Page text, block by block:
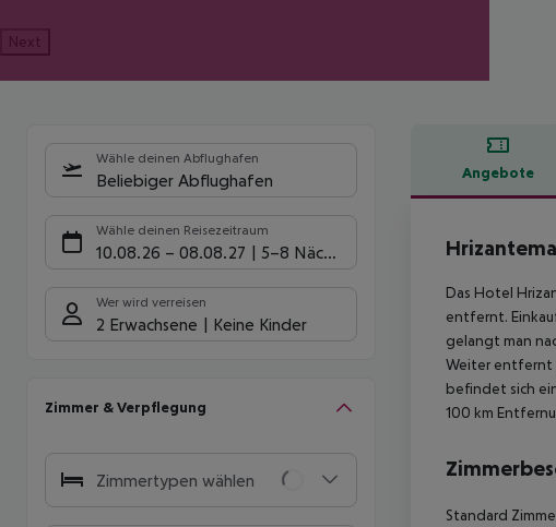
Next
Wähle deinen Abflughafen
Beliebiger Abflughafen
Wähle deinen Reisezeitraum
10.08.26 – 08.08.27 5-8 Nächte
Wer wird verreisen
2 Erwachsene Keine Kinder
Zimmer & Verpflegung
Zimmertypen wählen
Angebote
Das Hotel
entfernt.
gelangt man
Weiter entfernt
befindet sich
100 km
Standard